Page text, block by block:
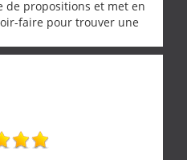
de propositions et met en
faire pour trouver une
la considération, ce qui
pationnés de leur métier.
sa disponibilité